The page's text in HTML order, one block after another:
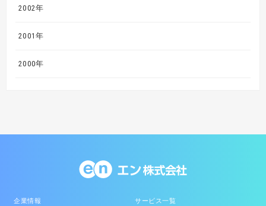
2002年
2001年
2000年
企業情報 サービス一覧